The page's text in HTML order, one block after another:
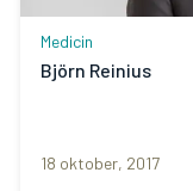
Medicin
Björn Reinius
18 oktober, 2017